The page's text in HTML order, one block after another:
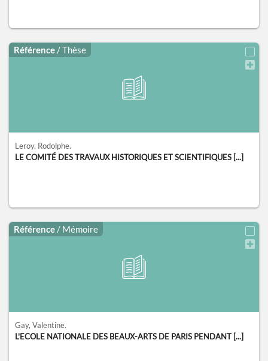
Référence / Thèse
Leroy, Rodolphe.
LE COMITÉ DES TRAVAUX HISTORIQUES ET SCIENTIFIQUES [...]
Référence / Mémoire
Gay, Valentine.
L'ECOLE NATIONALE DES BEAUX-ARTS DE PARIS PENDANT [...]